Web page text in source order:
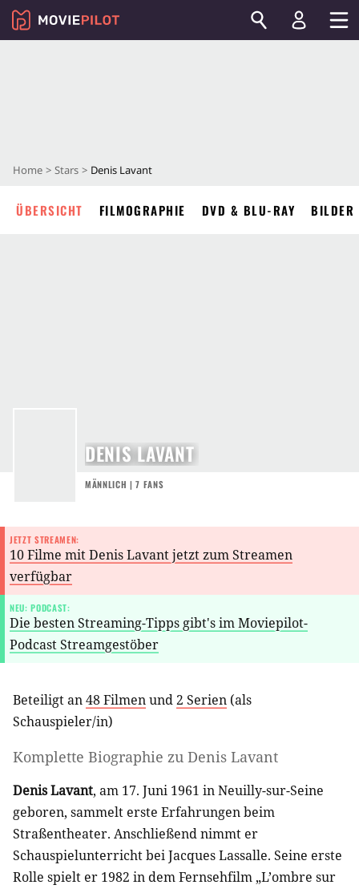
Home Stars Denis Lavant
ÜBERSICHT FILMOGRAPHIE DVD & BLU-RAY BILDER
DENIS LAVANT
MÄNNLICH | 7 FANS
JETZT STREAMEN:
10 Filme mit Denis Lavant jetzt zum Streamen
verfügbar
NEU: PODCAST:
Die besten Streaming-Tipps gibt's im Moviepilot-
Podcast Streamgestöber
Beteiligt an48 Filmenund2 Serien (als
Schauspieler/in)
Komplette Biographie zu Denis Lavant
Denis Lavant, am 17. Juni 1961 in Neuilly-sur-Seine
geboren, sammelt erste Erfahrungen beim
Straßentheater. Anschließend nimmt er
Schauspielunterricht bei Jacques Lassalle. Seine erste
Rolle spielt er 1982 in dem Fernsehfilm „L’ombre sur